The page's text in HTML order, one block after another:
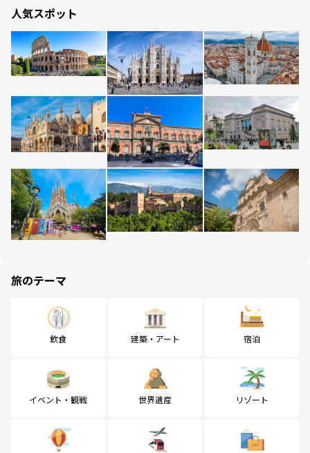
人気スポット
旅のテーマ
飲食 建築・アート 宿泊
イベント・観戦 世界遺産 リゾート